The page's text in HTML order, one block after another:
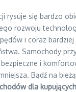
rysuje się bardzo
rozwoju
i coraz
Samochody
i
Bądź na
dla kupujących